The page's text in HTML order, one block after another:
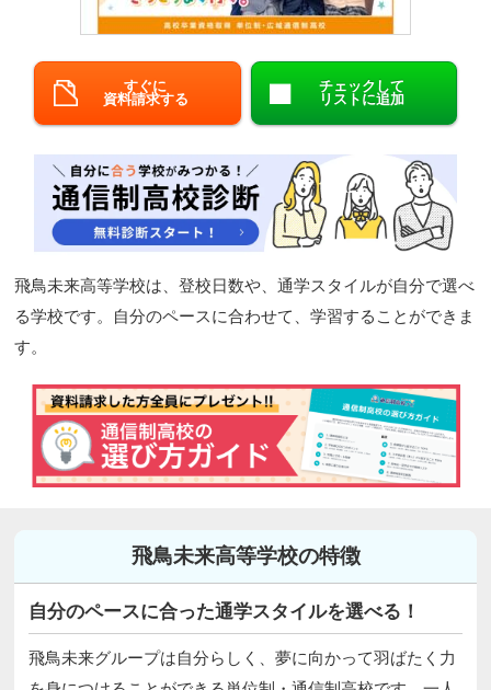
九州・沖縄
閉じる
すぐに
資料請求する
チェックして
リストに追加
飛鳥未来高等学校は、登校日数や、通学スタイルが自分で選べ
る学校です。自分のペースに合わせて、学習することができま
す。
飛鳥未来高等学校の特徴
自分のペースに合った通学スタイルを選べる！
飛鳥未来グループは自分らしく、夢に向かって羽ばたく力